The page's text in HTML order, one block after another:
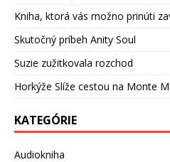
Kniha, ktorá vás možno prinúti
Skutočný príbeh Anity Soul
Suzie zužitkovala rozchod
Horkýže Slíže cestou na Monte
KATEGÓRIE
Audiokniha